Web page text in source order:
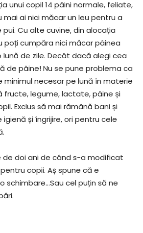
unui copil 14 pâini normale, feliate,
ai nici măcar un leu pentru a
Cu alte cuvine, din alocația
poți cumpăra nici măcar pâinea
de zile. Decât dacă alegi cea
de pâine! Nu se pune problema ca
minimul necesar pe lună în materie
fructe, legume, lactate, pâine și
Exclus să mai rămână bani și
și îngrijire, ori pentru cele
de doi ani de când s-a modificat
copii. Aș spune că e
schimbare…Sau cel puțin să ne